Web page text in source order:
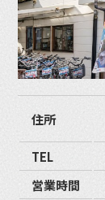
住所
TEL
営業時間